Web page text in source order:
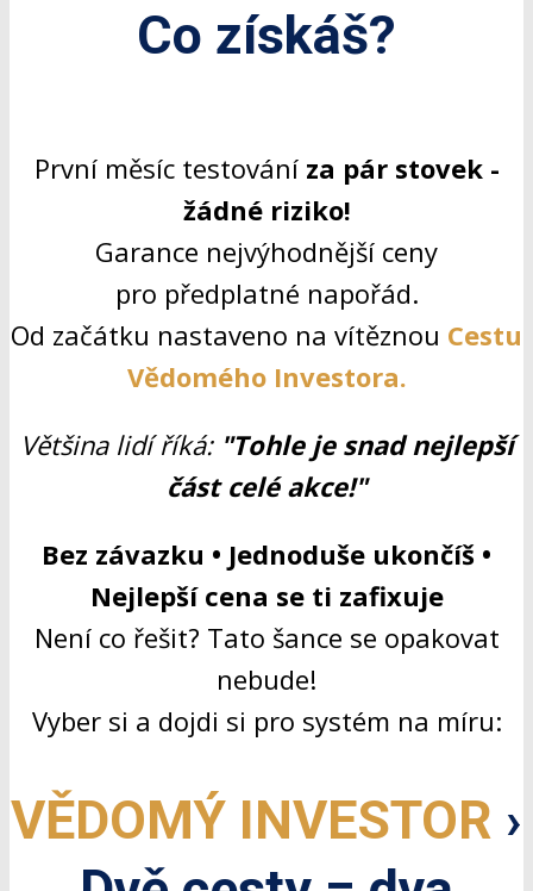
Co získáš?
První měsíc testování za pár stovek -
žádné riziko!
Garance nejvýhodnější ceny
pro předplatné napořád.
Od začátku nastaveno na vítěznou Cestu
Vědomého Investora.
Většina lidí říká: "Tohle je snad nejlepší
část celé akce!"
Bez závazku • Jednoduše ukončíš •
Nejlepší cena se ti zafixuje
Není co řešit? Tato šance se opakovat
nebude!
Vyber si a dojdi si pro systém na míru:
VĚDOMÝ INVESTOR ›